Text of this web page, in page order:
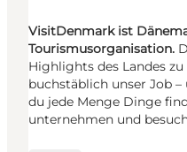
VisitDenmark ist
Tourismusorganisation.
Highlights des Landes
buchstäblich unser Job
du jede Menge Dinge
unternehmen und